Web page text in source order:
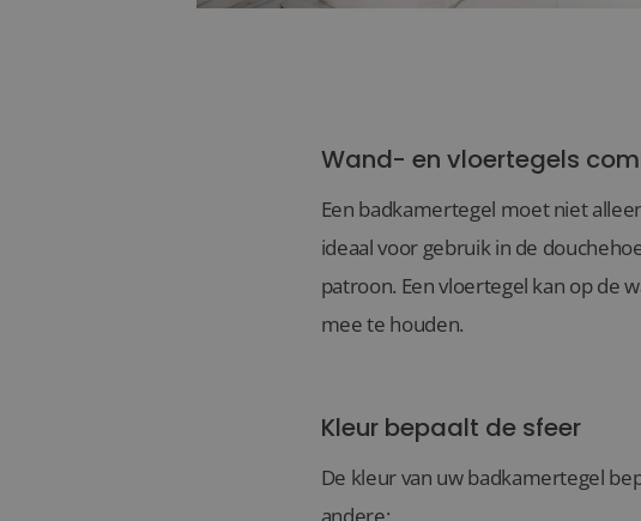
Wand- en vloertegels
Een badkamertegel moet niet
ideaal voor gebruik in de
patroon. Een vloertegel kan op de
mee te houden.
Kleur bepaalt de sfeer
De kleur van uw badkamertegel